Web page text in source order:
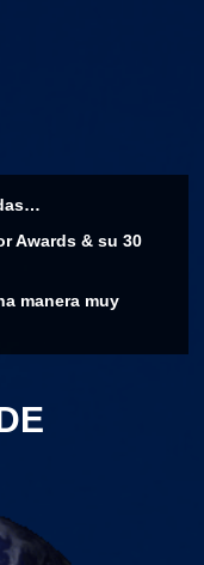
Awards & su 30
manera muy